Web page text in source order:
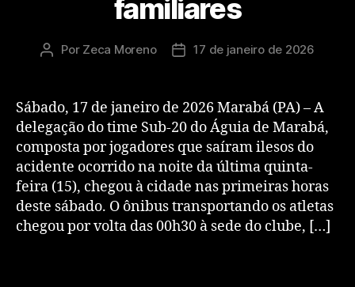
familiares
Por Zeca Moreno 17 de janeiro de 2026
Sábado, 17 de janeiro de 2026 Marabá (PA) – A
delegação do time Sub-20 do Águia de Marabá,
composta por jogadores que saíram ilesos do
acidente ocorrido na noite da última quinta-
feira (15), chegou à cidade nas primeiras horas
deste sábado. O ônibus transportando os atletas
chegou por volta das 00h30 à sede do clube, […]